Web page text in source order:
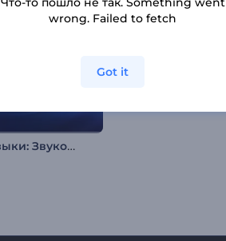
Визуализатор музыки: Звуковой резонанс
wrong. Failed to fetch
Got it